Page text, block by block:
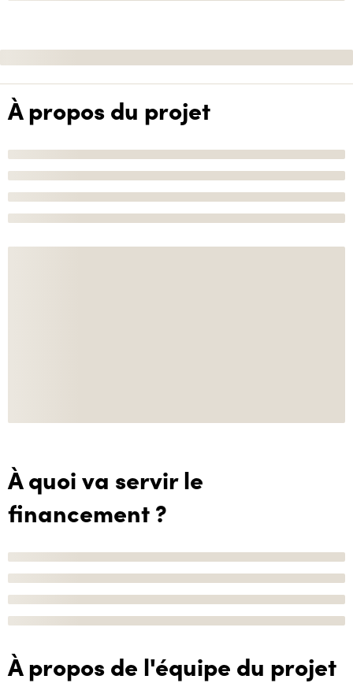
À propos du projet
À quoi va servir le
financement ?
À propos de l'équipe du projet